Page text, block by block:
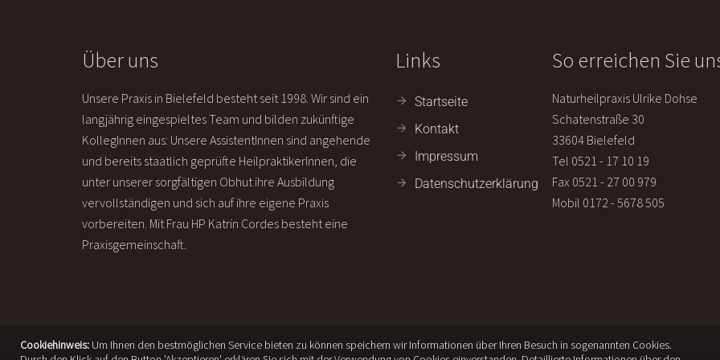
Über uns
Unsere Praxis in Bielefeld besteht seit 1998. Wir sind ein
langjährig eingespieltes Team und bilden zukünftige
KollegInnen aus: Unsere AssistentInnen sind angehende
und bereits staatlich geprüfte HeilpraktikerInnen, die
unter unserer sorgfältigen Obhut ihre Ausbildung
vervollständigen und sich auf ihre eigene Praxis
vorbereiten. Mit Frau HP Katrin Cordes besteht eine
Praxisgemeinschaft.
Links
Startseite
Kontakt
Impressum
Datenschutzerklärung
So erreichen Sie
Naturheilpraxis Ulrike Dohse
Schatenstraße 30
33604 Bielefeld
Tel 0521 - 17 10 19
Fax 0521 - 27 00 979
Mobil 0172 - 5678 505
Cookiehinweis: Um Ihnen den bestmöglichen Service bieten zu können speichern wir Informationen über Ihren Besuch in sogenannten Cookies.